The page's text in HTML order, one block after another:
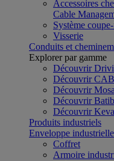
Accessoires
Cable
Système
Visserie
Conduits et
Explorer par gamme
Découvrir
Découvrir
Découvrir
Découvrir
Découvrir Keva
Produits industriels
Enveloppe industrielle
Coffret
Armoire